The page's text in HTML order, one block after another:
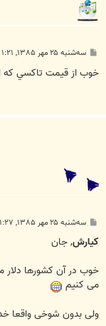
پ
ت
سه‌شنبه ۲۵ مهر ۱۳۸۵, ۱:۲۱ ق.ظ
خوب از قيمت تاکسي که ارزونتره
پ
ت
سه‌شنبه ۲۵ مهر ۱۳۸۵, ۱:۲۷ ق.ظ
كيارش, جان
خوب در آن کشورها دلار
می کنیم
ولی بدون شوخی واقعا